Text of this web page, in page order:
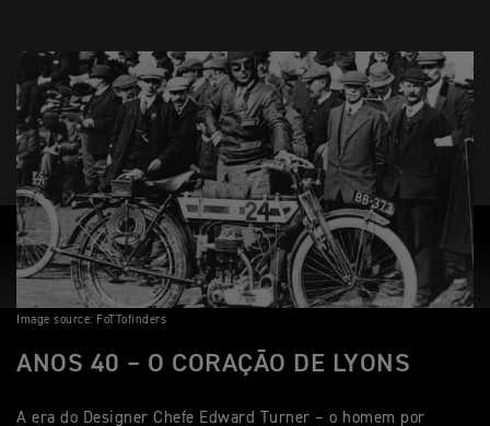
Image source: FoTTofinders
ANOS 40 – O CORAÇÃO DE LYONS
A era do Designer Chefe Edward Turner – o homem por